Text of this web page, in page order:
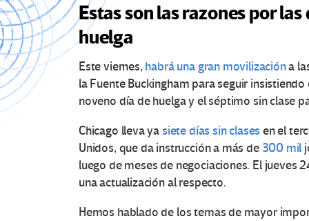
Estas son las razones por
huelga
Este viernes, habrá una gran movilizacióna
la Fuente Buckingham para seguir
noveno día de huelga y el séptimo sin clase
Chicago lleva ya siete días sin clases en el
Unidos, que da instrucción a más de300 mil
luego de meses de negociaciones. El jueves
una actualización al respecto.
Hemos hablado de los temas de mayor